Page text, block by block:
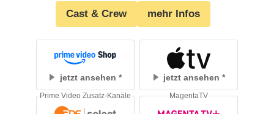
Cast & Crew mehr Infos
jetzt ansehen jetzt ansehen
Prime Video Zusatz-Kanäle MagentaTV